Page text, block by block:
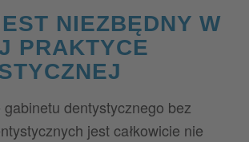
NIEZBĘDNY W
PRAKTYCE
dentystycznego bez
jest całkowicie nie